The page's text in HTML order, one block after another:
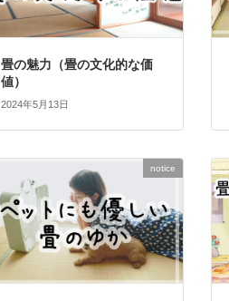
畳の魅力（畳の文化的な価
値）
2024年5月13日
notice